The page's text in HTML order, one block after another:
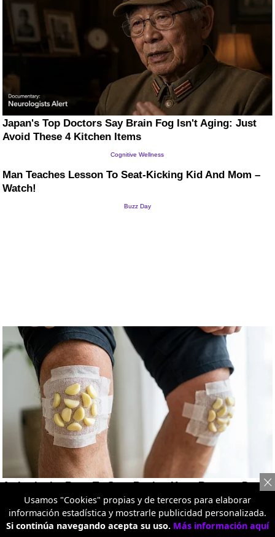
Usamos "Cookies" propias y de terceros para elaborar
información estadística y mostrarle publicidad personalizada.
Si continúa navegando acepta su uso. Más información aquí